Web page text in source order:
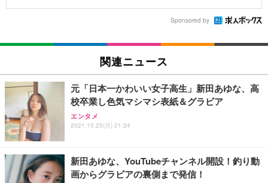
Sponsored by
関連ニュース
元「日本一かわいい女子高生」新田あゆな、高
校卒業し色気マシマシ表紙＆グラビア
エンタメ
2021.10.25(月) 21:24
新田あゆな、YouTubeチャンネル開設！釣り動
画からグラビアの裏側まで発信！